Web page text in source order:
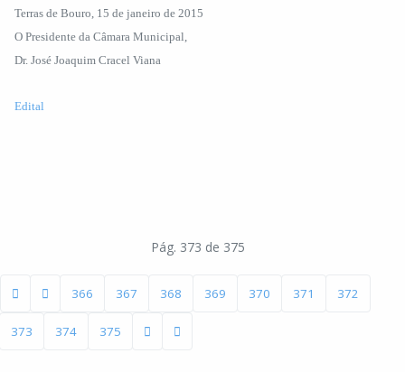
Terras de Bouro, 15 de janeiro de 2015
O Presidente da Câmara Municipal,
Dr. José Joaquim Cracel Viana
Edital
Pág. 373 de 375
366 367 368 369 370 371 372
373 374 375